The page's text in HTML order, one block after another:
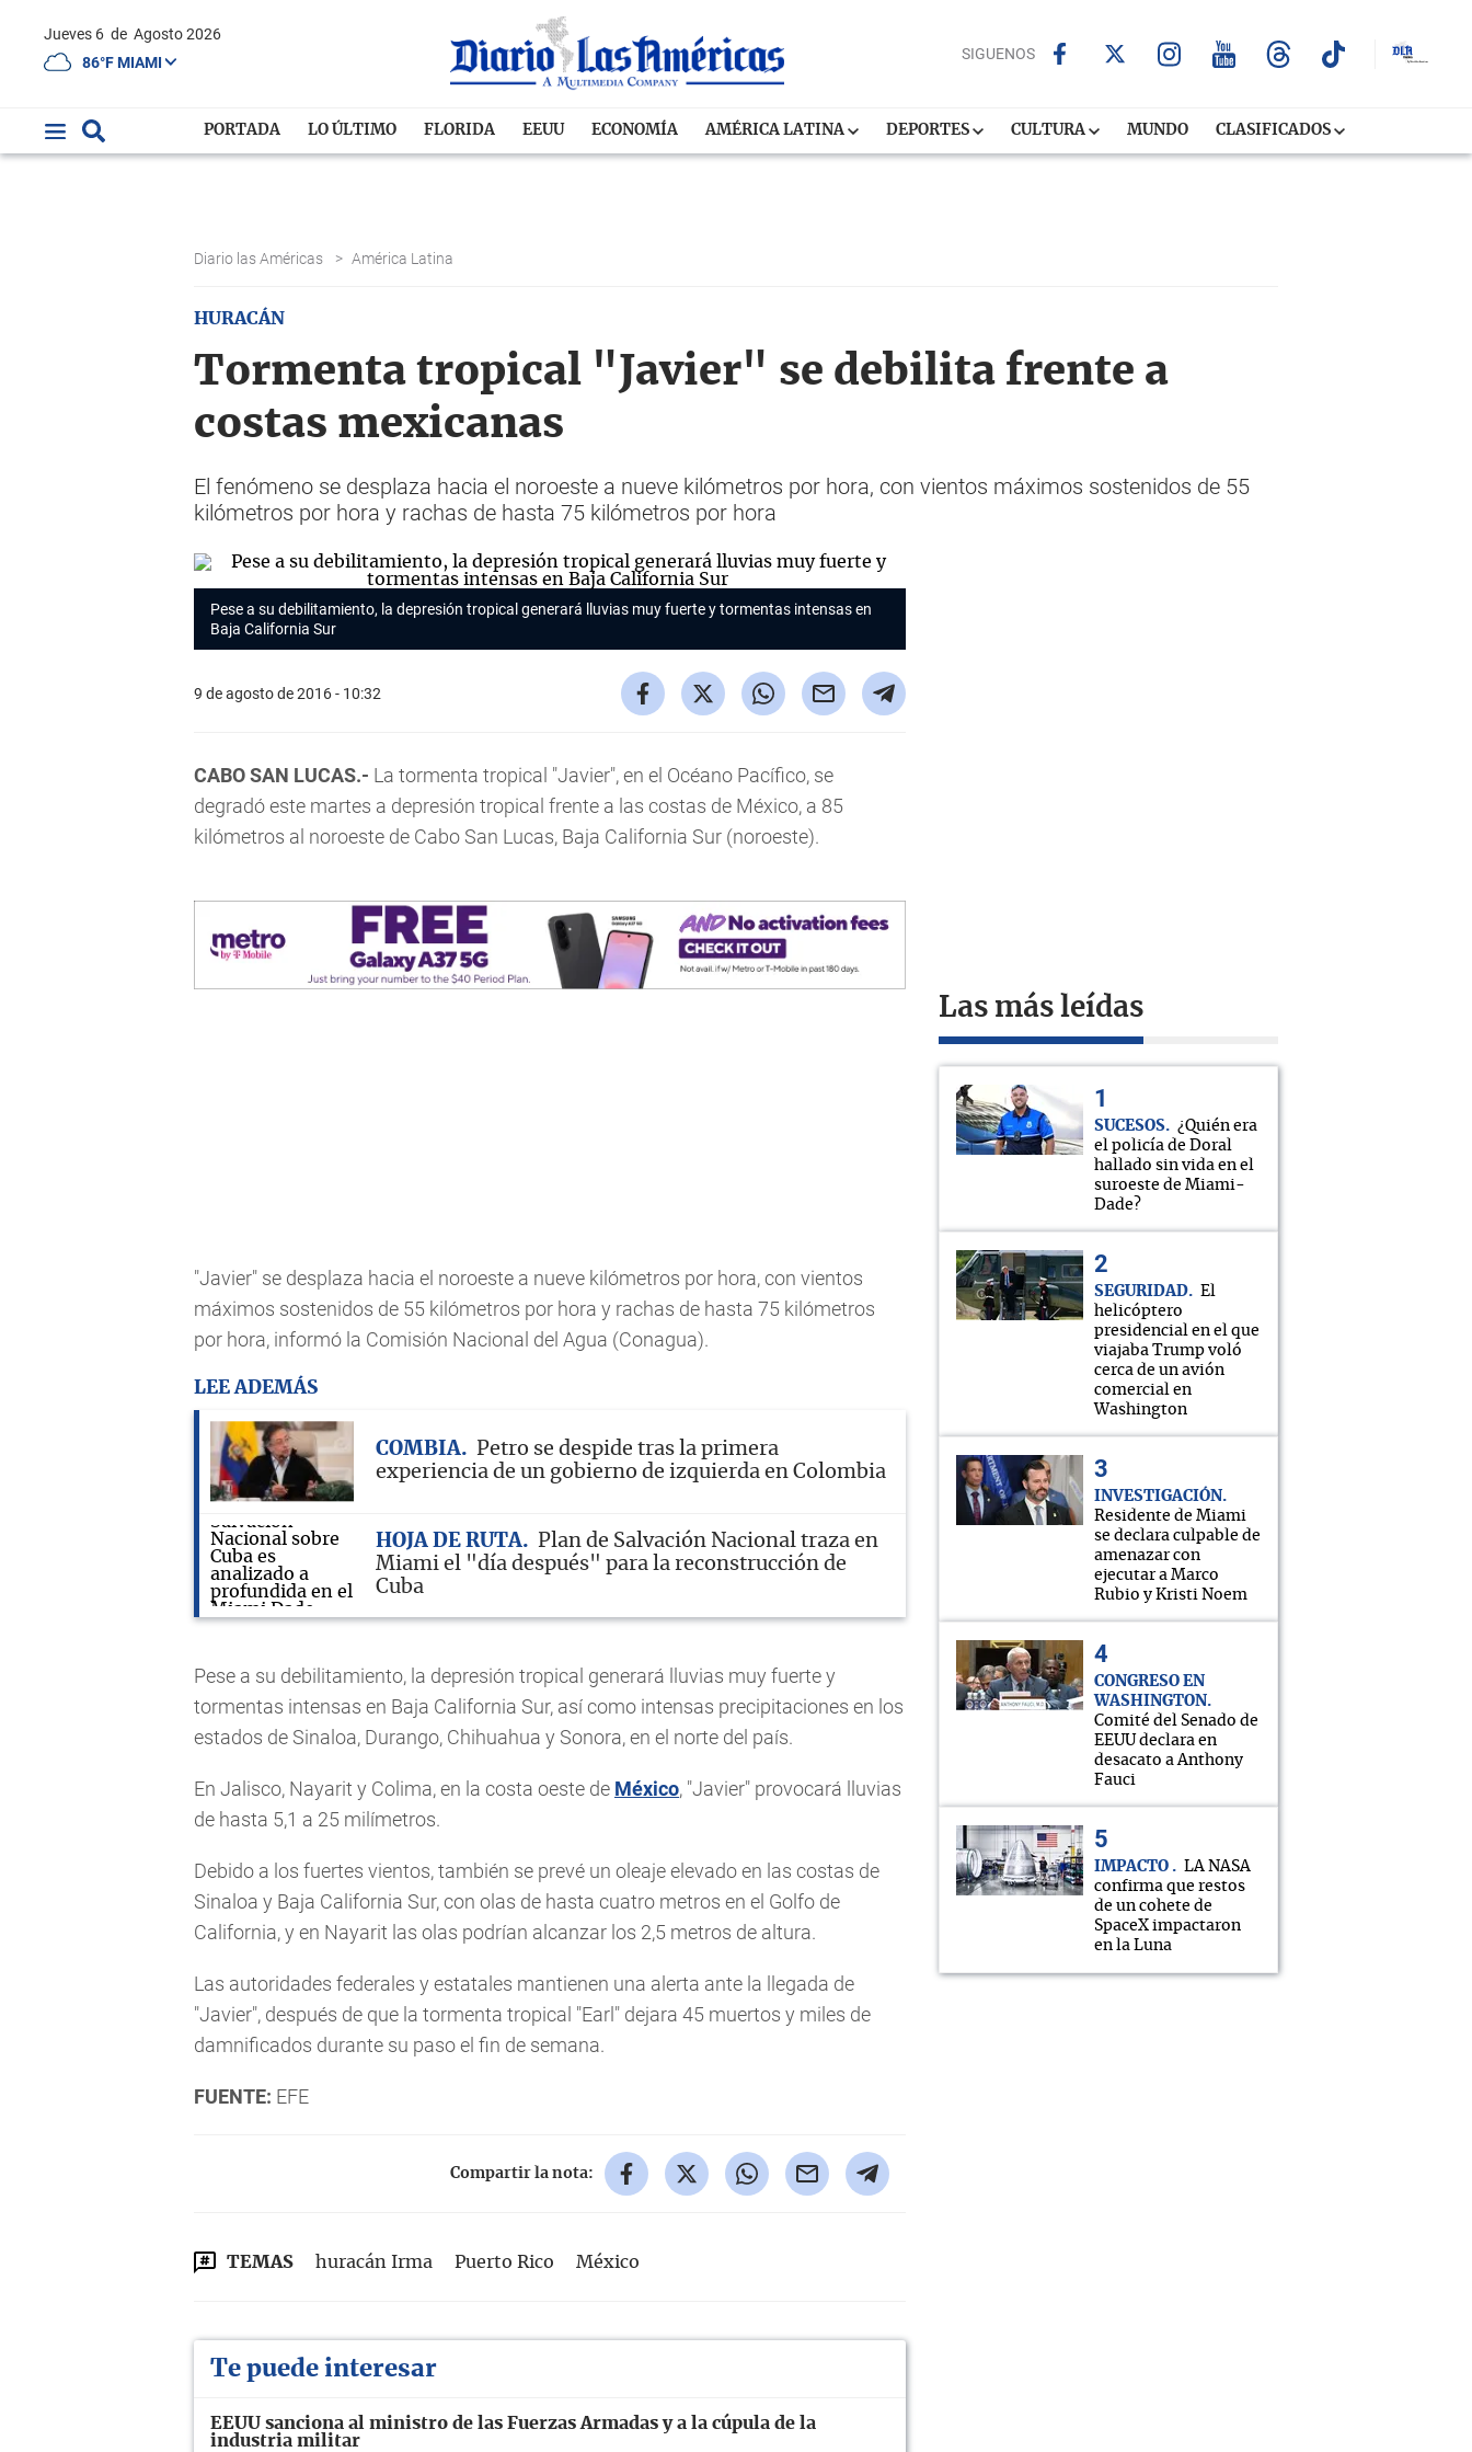
Jueves 6 de Agosto 2026
86°F MIAMI
SIGUENOS
PORTADA LO ÚLTIMO FLORIDA EEUU ECONOMÍA AMÉRICA LATINA DEPORTES CULTURA MUNDO CLASIFICADOS
Diario las Américas > América Latina
HURACÁN
Tormenta tropical "Javier" se debilita frente a
costas mexicanas
El fenómeno se desplaza hacia el noroeste a nueve kilómetros por hora, con vientos máximos sostenidos de 55
kilómetros por hora y rachas de hasta 75 kilómetros por hora
Pese a su debilitamiento, la depresión tropical generará lluvias muy fuerte y tormentas intensas en
Baja California Sur
9 de agosto de 2016 - 10:32
CABO SAN LUCAS.- La tormenta tropical "Javier", en el Océano Pacífico, se
degradó este martes a depresión tropical frente a las costas de México, a 85
kilómetros al noroeste de Cabo San Lucas, Baja California Sur (noroeste).
"Javier" se desplaza hacia el noroeste a nueve kilómetros por hora, con vientos
máximos sostenidos de 55 kilómetros por hora y rachas de hasta 75 kilómetros
por hora, informó la Comisión Nacional del Agua (Conagua).
LEE ADEMÁS
COMBIA
Petro se despide tras la primera
experiencia de un gobierno de izquierda en Colombia
HOJA DE RUTA
Plan de Salvación Nacional traza en
Miami el "día después" para la reconstrucción de
Cuba
Pese a su debilitamiento, la depresión tropical generará lluvias muy fuerte y
tormentas intensas en Baja California Sur, así como intensas precipitaciones en los
estados de Sinaloa, Durango, Chihuahua y Sonora, en el norte del país.
En Jalisco, Nayarit y Colima, en la costa oeste de México, "Javier" provocará lluvias
de hasta 5,1 a 25 milímetros.
Debido a los fuertes vientos, también se prevé un oleaje elevado en las costas de
Sinaloa y Baja California Sur, con olas de hasta cuatro metros en el Golfo de
California, y en Nayarit las olas podrían alcanzar los 2,5 metros de altura.
Las autoridades federales y estatales mantienen una alerta ante la llegada de
"Javier", después de que la tormenta tropical "Earl" dejara 45 muertos y miles de
damnificados durante su paso el fin de semana.
FUENTE: EFE
Compartir la nota:
TEMAS huracán Irma Puerto Rico México
Te puede interesar
EEUU sanciona al ministro de las Fuerzas Armadas y a la cúpula de la
industria militar
Las más leídas
SUCESOS
¿Quién era
el policía de Doral
hallado sin vida en el
suroeste de Miami-
Dade?
SEGURIDAD
El
helicóptero
presidencial en el que
viajaba Trump voló
cerca de un avión
comercial en
Washington
INVESTIGACIÓN
Residente de Miami
se declara culpable de
amenazar con
ejecutar a Marco
Rubio y Kristi Noem
CONGRESO EN
WASHINGTON
Comité del Senado de
EEUU declara en
desacato a Anthony
Fauci
IMPACTO
LA NASA
confirma que restos
de un cohete de
SpaceX impactaron
en la Luna